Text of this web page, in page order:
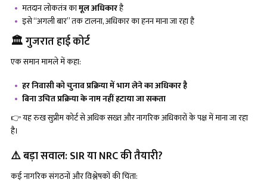
मतदान लोकतंत्र कामूल अधिकारहै
इसे “अगली बार” तक टालना, अधिकार का हनन माना जा रहा है
🏛️ गुजरात हाई कोर्ट
एक समान मामले में कहा:
हर निवासी को चुनाव प्रक्रिया में भाग लेने का अधिकार है
बिना उचित प्रक्रिया के नाम नहीं हटाया जा सकता
👉 यह रुख सुप्रीम कोर्ट से अधिक सख्त और नागरिक अधिकारों के पक्ष में माना जा रहा
है।
⚠️ बड़ा सवाल: SIR या NRC की तैयारी?
कई नागरिक संगठनों और विश्लेषकों की चिंता: